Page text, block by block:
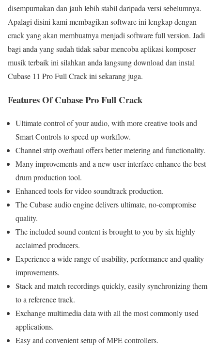
disempurnakan dan jauh lebih stabil daripada versi sebelumnya.
Apalagi disini kami membagikan software ini lengkap dengan
crack yang akan membuatnya menjadi software full version. Jadi
bagi anda yang sudah tidak sabar mencoba aplikasi komposer
musik terbaik ini silahkan anda langsung download dan instal
Cubase 11 Pro Full Crack ini sekarang juga.
Features Of Cubase Pro Full Crack
Ultimate control of your audio, with more creative tools and
Smart Controls to speed up workflow.
Channel strip overhaul offers better metering and functionality.
Many improvements and a new user interface enhance the best
drum production tool.
Enhanced tools for video soundtrack production.
The Cubase audio engine delivers ultimate, no-compromise
quality.
The included sound content is brought to you by six highly
acclaimed producers.
Experience a wide range of usability, performance and quality
improvements.
Stack and match recordings quickly, easily synchronizing them
to a reference track.
Exchange multimedia data with all the most commonly used
applications.
Easy and convenient setup of MPE controllers.